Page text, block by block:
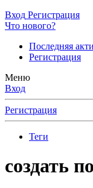
Вход Регистрация
Что нового?
Последняя
Регистрация
Меню
Вход
Регистрация
Теги
создать